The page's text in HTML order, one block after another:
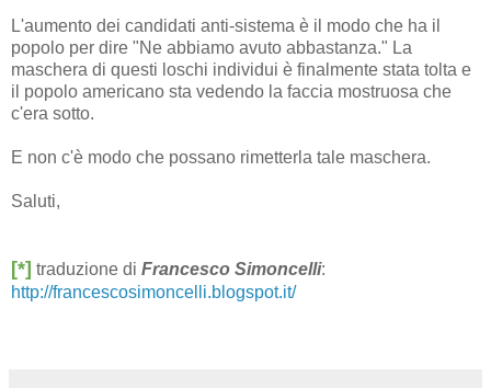
L'aumento dei candidati anti-sistema è il modo che ha il
popolo per dire "Ne abbiamo avuto abbastanza." La
maschera di questi loschi individui è finalmente stata tolta e
il popolo americano sta vedendo la faccia mostruosa che
c'era sotto.
E non c'è modo che possano rimetterla tale maschera.
Saluti,
[*] traduzione di Francesco Simoncelli:
http://francescosimoncelli.blogspot.it/